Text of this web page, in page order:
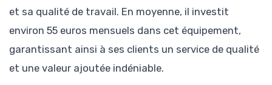
et sa qualité de travail. En moyenne, il investit
environ 55 euros mensuels dans cet équipement,
garantissant ainsi à ses clients un service de qualité
et une valeur ajoutée indéniable.